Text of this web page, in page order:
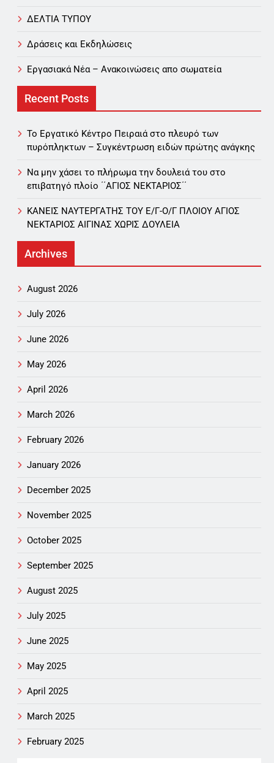
ΔΕΛΤΙΑ ΤΥΠΟΥ
Δράσεις και Εκδηλώσεις
Εργασιακά Νέα – Aνακοινώσεις απο σωματεία
Recent Posts
Το Εργατικό Κέντρο Πειραιά στο πλευρό των
πυρόπληκτων – Συγκέντρωση ειδών πρώτης ανάγκης
Να μην χάσει το πλήρωμα την δουλειά του στο
επιβατηγό πλοίο ΄΄ΑΓΙΟΣ ΝΕΚΤΑΡΙΟΣ΄΄
ΚΑΝΕΙΣ ΝΑΥΤΕΡΓΑΤΗΣ TOY Ε/Γ-Ο/Γ ΠΛΟΙΟY ΑΓΙΟΣ
ΝΕΚΤΑΡΙΟΣ ΑΙΓΙΝΑΣ ΧΩΡΙΣ ΔΟΥΛΕΙΑ
Archives
August 2026
July 2026
June 2026
May 2026
April 2026
March 2026
February 2026
January 2026
December 2025
November 2025
October 2025
September 2025
August 2025
July 2025
June 2025
May 2025
April 2025
March 2025
February 2025